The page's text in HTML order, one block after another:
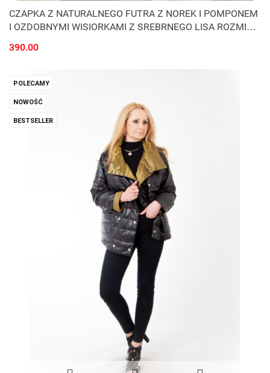
CZAPKA Z NATURALNEGO FUTRA Z NOREK I POMPONEM
I OZDOBNYMI WISIORKAMI Z SREBRNEGO LISA ROZMIAR
390.00
POLECAMY
NOWOŚĆ
BESTSELLER